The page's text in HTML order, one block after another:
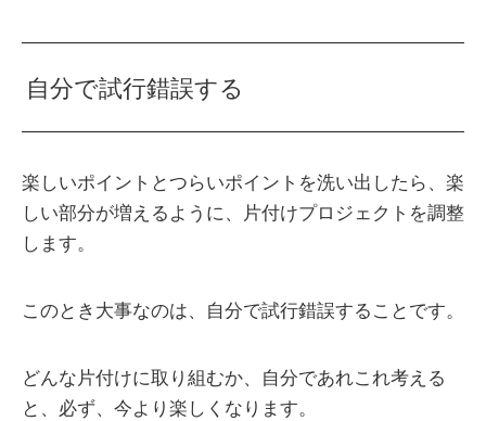
自分で試行錯誤する
楽しいポイントとつらいポイントを洗い出したら、楽
しい部分が増えるように、片付けプロジェクトを調整
します。
このとき大事なのは、自分で試行錯誤することです。
どんな片付けに取り組むか、自分であれこれ考える
と、必ず、今より楽しくなります。